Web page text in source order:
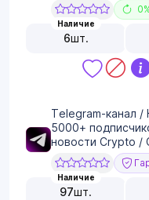
Наличие
6шт.
Telegram-канал
5000+
новости Crypto /
Наличие
97шт.